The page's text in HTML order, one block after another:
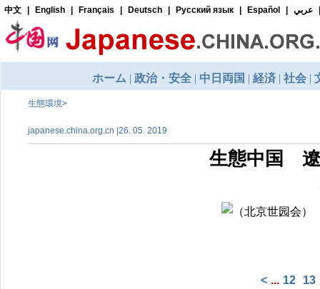
生態環境>
japanese.china.org.cn |26. 05. 2019
生態中国 遼
< ... 12 13